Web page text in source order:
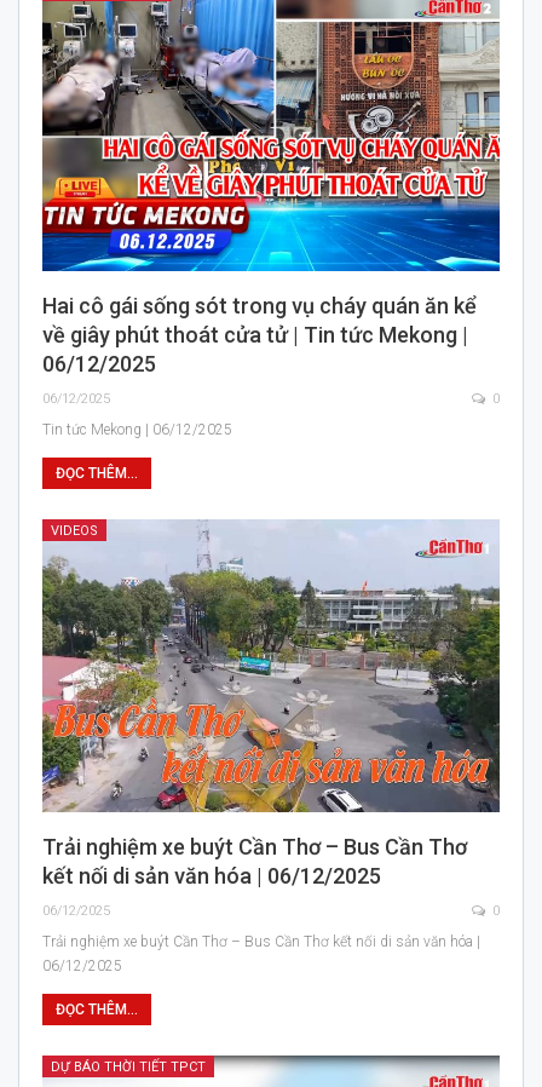
Hai cô gái sống sót trong vụ cháy quán ăn kể
về giây phút thoát cửa tử | Tin tức Mekong |
06/12/2025
06/12/2025 0
Tin tức Mekong | 06/12/2025
ĐỌC THÊM...
VIDEOS
Trải nghiệm xe buýt Cần Thơ – Bus Cần Thơ
kết nối di sản văn hóa | 06/12/2025
06/12/2025 0
Trải nghiệm xe buýt Cần Thơ – Bus Cần Thơ kết nối di sản văn hóa |
06/12/2025
ĐỌC THÊM...
DỰ BÁO THỜI TIẾT TPCT